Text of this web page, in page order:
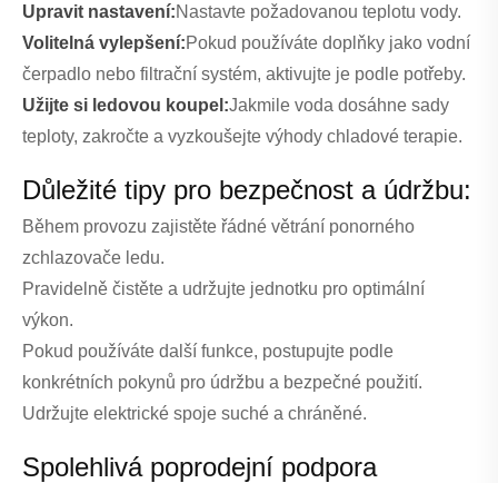
Upravit nastavení:Nastavte požadovanou teplotu vody.
Volitelná vylepšení:Pokud používáte doplňky jako vodní
čerpadlo nebo filtrační systém, aktivujte je podle potřeby.
Užijte si ledovou koupel:Jakmile voda dosáhne sady
teploty, zakročte a vyzkoušejte výhody chladové terapie.
Důležité tipy pro bezpečnost a údržbu:
Během provozu zajistěte řádné větrání ponorného
zchlazovače ledu.
Pravidelně čistěte a udržujte jednotku pro optimální
výkon.
Pokud používáte další funkce, postupujte podle
konkrétních pokynů pro údržbu a bezpečné použití.
Udržujte elektrické spoje suché a chráněné.
Spolehlivá poprodejní podpora